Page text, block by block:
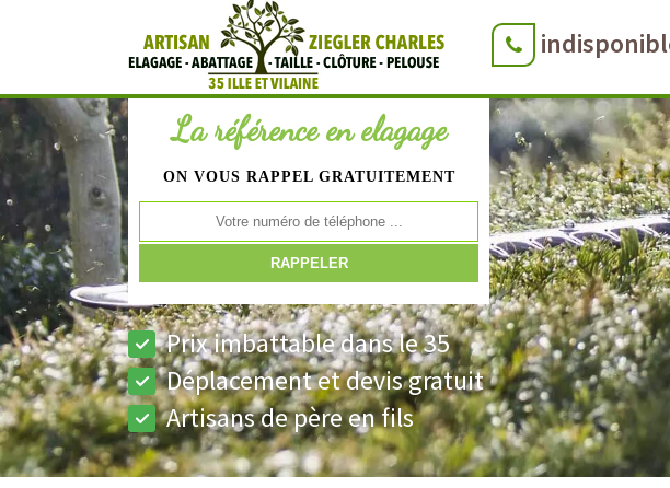
La référence en elagage
ON VOUS RAPPEL GRATUITEMENT
Prix imbattable dans le 35
Déplacement et devis gratuit
Artisans de père en fils